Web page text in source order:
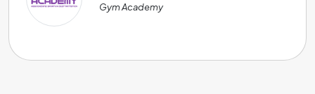
Gym Academy